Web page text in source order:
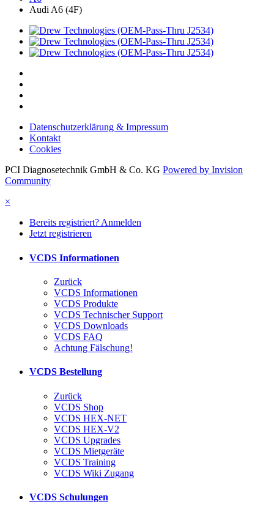
Audi A6 (4F)
Datenschutzerklärung & Impressum
Kontakt
Cookies
PCI Diagnosetechnik GmbH & Co. KG Powered by Invision
Community
×
Bereits registriert? Anmelden
Jetzt registrieren
VCDS Informationen
Zurück
VCDS Informationen
VCDS Produkte
VCDS Technischer Support
VCDS Downloads
VCDS FAQ
Achtung Fälschung!
VCDS Bestellung
Zurück
VCDS Shop
VCDS HEX-NET
VCDS HEX-V2
VCDS Upgrades
VCDS Mietgeräte
VCDS Training
VCDS Wiki Zugang
VCDS Schulungen